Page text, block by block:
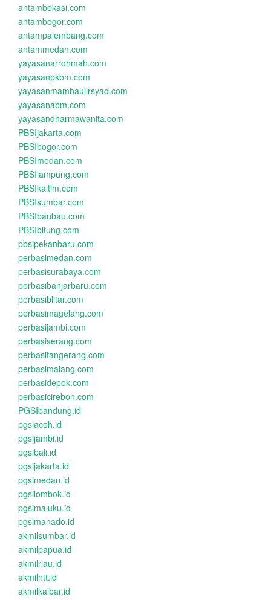
antambekasi.com
antambogor.com
antampalembang.com
antammedan.com
yayasanarrohmah.com
yayasanpkbm.com
yayasanmambaulirsyad.com
yayasanabm.com
yayasandharmawanita.com
PBSIjakarta.com
PBSIbogor.com
PBSImedan.com
PBSIlampung.com
PBSIkaltim.com
PBSIsumbar.com
PBSIbaubau.com
PBSIbitung.com
pbsipekanbaru.com
perbasimedan.com
perbasisurabaya.com
perbasibanjarbaru.com
perbasiblitar.com
perbasimagelang.com
perbasijambi.com
perbasiserang.com
perbasitangerang.com
perbasimalang.com
perbasidepok.com
perbasicirebon.com
PGSIbandung.id
pgsiaceh.id
pgsijambi.id
pgsibali.id
pgsijakarta.id
pgsimedan.id
pgsilombok.id
pgsimaluku.id
pgsimanado.id
akmilsumbar.id
akmilpapua.id
akmilriau.id
akmilntt.id
akmilkalbar.id